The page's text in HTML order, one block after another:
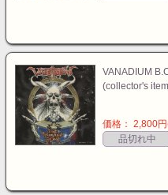
VANADIUM
(collector's
価格： 2,800
品切れ中